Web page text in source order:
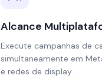
Alcance
Execute campanhas de
simultaneamente em
e redes de display.